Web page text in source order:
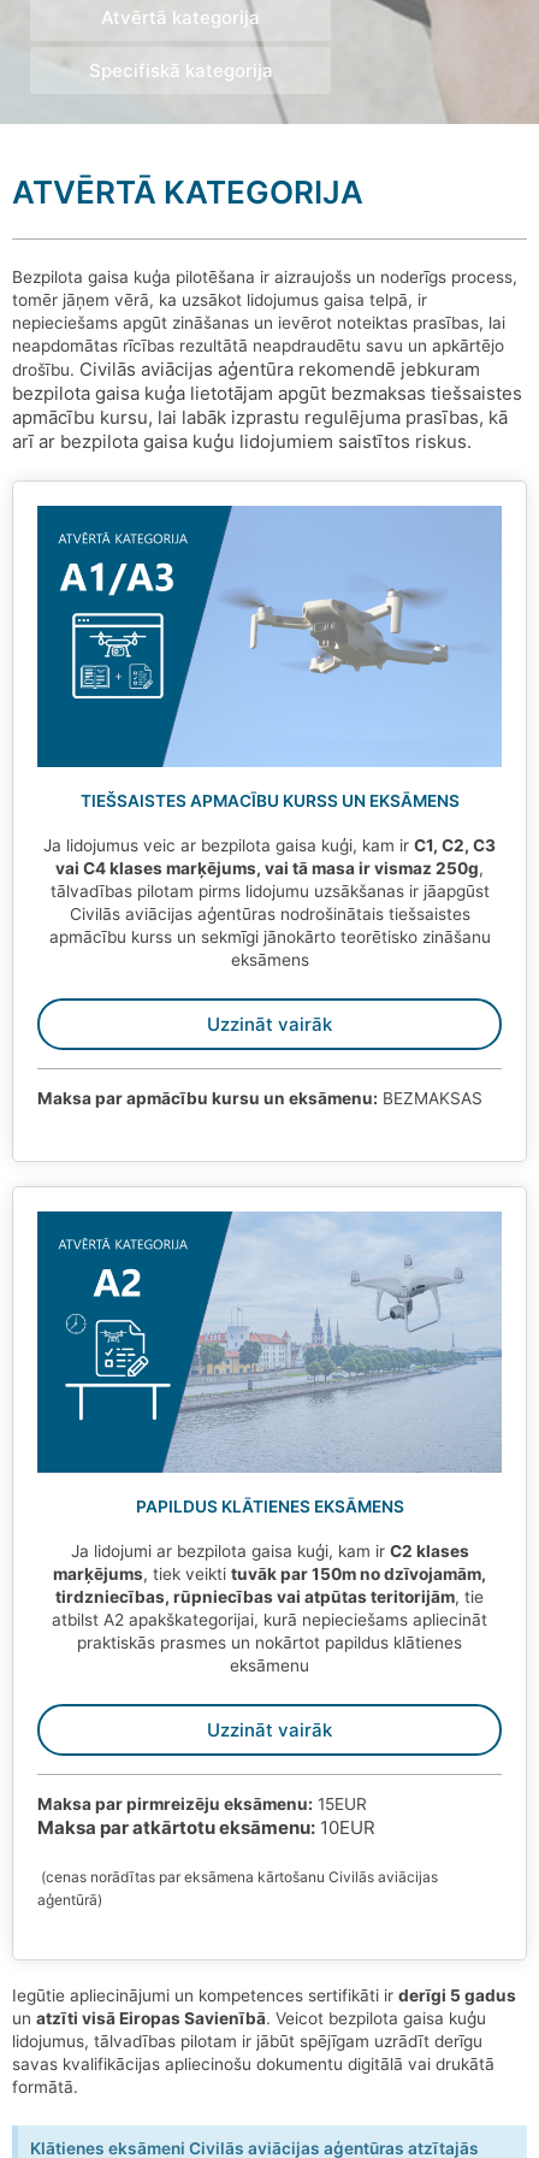
Atvērtā kategorija
Specifiskā kategorija
ATVĒRTĀ KATEGORIJA
Bezpilota gaisa kuģa pilotēšana ir aizraujošs un noderīgs process,
tomēr jāņem vērā, ka uzsākot lidojumus gaisa telpā, ir
nepieciešams apgūt zināšanas un ievērot noteiktas prasības, lai
neapdomātas rīcības rezultātā neapdraudētu savu un apkārtējo
drošību. Civilās aviācijas aģentūra rekomendē jebkuram
bezpilota gaisa kuģa lietotājam apgūt bezmaksas tiešsaistes
apmācību kursu, lai labāk izprastu regulējuma prasības, kā
arī ar bezpilota gaisa kuģu lidojumiem saistītos riskus.
TIEŠSAISTES APMACĪBU KURSS UN EKSĀMENS
Ja lidojumus veic ar bezpilota gaisa kuģi, kam ir C1, C2, C3
vai C4 klases marķējums, vai tā masa ir vismaz 250g,
tālvadības pilotam pirms lidojumu uzsākšanas ir jāapgūst
Civilās aviācijas aģentūras nodrošinātais tiešsaistes
apmācību kurss un sekmīgi jānokārto teorētisko zināšanu
eksāmens
Uzzināt vairāk
Maksa par apmācību kursu un eksāmenu: BEZMAKSAS
PAPILDUS KLĀTIENES EKSĀMENS
Ja lidojumi ar bezpilota gaisa kuģi, kam ir C2 klases
marķējums, tiek veikti tuvāk par 150m no dzīvojamām,
tirdzniecības, rūpniecības vai atpūtas teritorijām, tie
atbilst A2 apakškategorijai, kurā nepieciešams apliecināt
praktiskās prasmes un nokārtot papildus klātienes
eksāmenu
Uzzināt vairāk
Maksa par pirmreizēju eksāmenu: 15EUR
Maksa par atkārtotu eksāmenu: 10EUR
(cenas norādītas par eksāmena kārtošanu Civilās aviācijas
aģentūrā)
Iegūtie apliecinājumi un kompetences sertifikāti ir derīgi 5 gadus
un atzīti visā Eiropas Savienībā. Veicot bezpilota gaisa kuģu
lidojumus, tālvadības pilotam ir jābūt spējīgam uzrādīt derīgu
savas kvalifikācijas apliecinošu dokumentu digitālā vai drukātā
formātā.
Klātienes eksāmeni Civilās aviācijas aģentūras atzītajās